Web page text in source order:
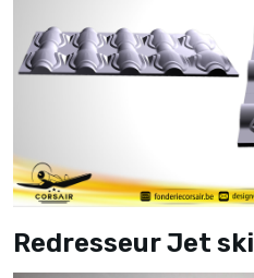
Redresseur Jet ski